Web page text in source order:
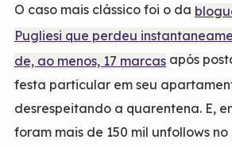
O caso mais clássico foi o da
Pugliesi que perdeu
de, ao menos, 17 marcasapós
festa particular em seu
desrespeitando a quarentena. E,
foram mais de 150 mil unfollows